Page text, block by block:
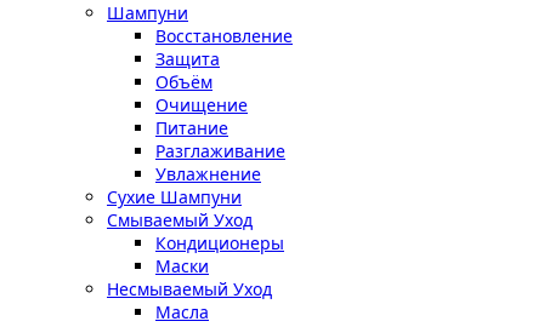
Шампуни
Восстановление
Защита
Объём
Очищение
Питание
Разглаживание
Увлажнение
Сухие Шампуни
Смываемый Уход
Кондиционеры
Маски
Несмываемый Уход
Масла